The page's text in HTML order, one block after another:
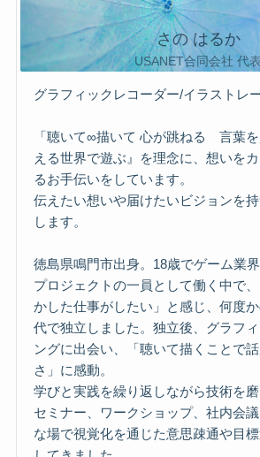
さの はるか
USANET合同会社 代表
グラフィックレコーダー/イラストレ
「聴いて∞描いて 心が跳ねる 言葉
える世界で遊ぶ』を理念に、想いを
るお手伝いをしています。
伝えたい想いや届けたいビジョンを
します。
徳島県鳴門市出身。18歳でゲーム業界
プロジェクトの一員として働く中で
かした仕事がしたい」と感じ、何度
代で独立しました。独立後、グラフ
ングに出会い、「聴いて描くことで
さ」に感動。
学びと実践を繰り返しながら技術を磨
セミナー、ワークショップ、社内会
な場で視覚化を通じた意思疎通や目